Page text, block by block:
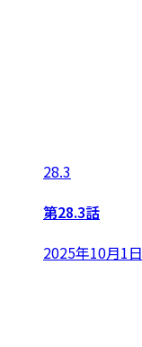
28.3
第28.3話
2025年10月1日